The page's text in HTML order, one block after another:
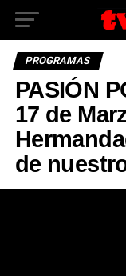
PROGRAMAS
PASIÓN
17 de
de